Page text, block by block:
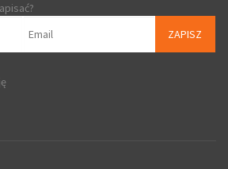
ZAPISZ